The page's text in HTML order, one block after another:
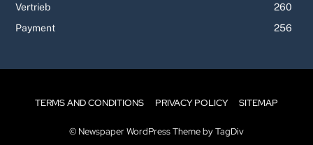
Vertrieb
260
Payment
256
TERMS AND CONDITIONS PRIVACY POLICY SITEMAP
© Newspaper WordPress Theme by TagDiv